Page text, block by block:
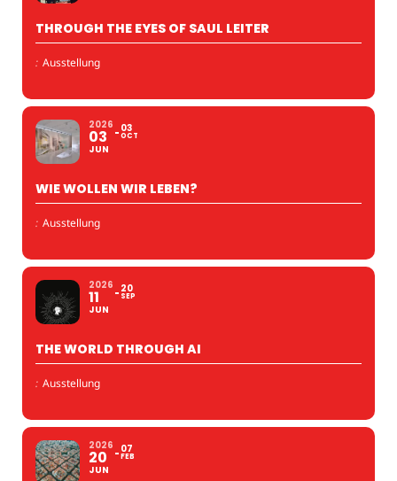
THROUGH THE EYES OF SAUL LEITER
: Ausstellung
2026
03
JUN
03
OCT
WIE WOLLEN WIR LEBEN?
: Ausstellung
2026
11
JUN
20
SEP
THE WORLD THROUGH AI
: Ausstellung
2026
20
JUN
07
FEB